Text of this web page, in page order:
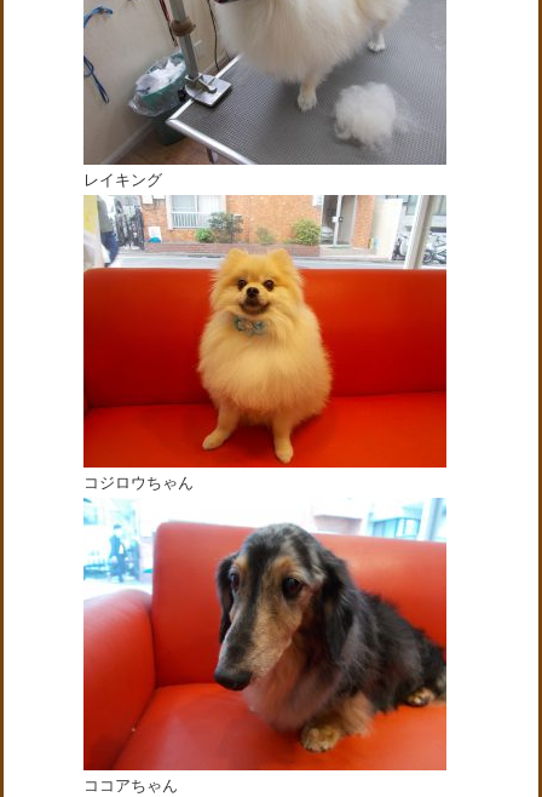
レイキング
コジロウちゃん
ココアちゃん